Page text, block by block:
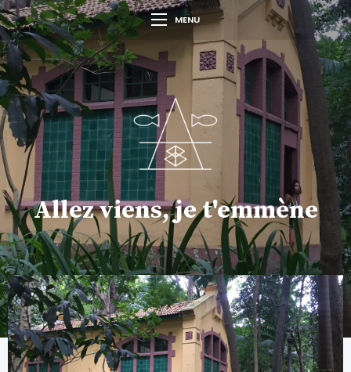
MENU
Allez viens, je t'emmène